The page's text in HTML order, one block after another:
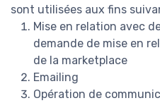
sont utilisées aux fins
Mise en relation avec
demande de mise en
de la marketplace
Emailing
Opération de